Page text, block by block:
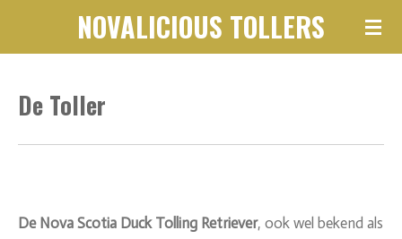
de
NOVALICIOUS TOLLERS
De Toller
De Nova Scotia Duck Tolling Retriever, ook wel bekend als